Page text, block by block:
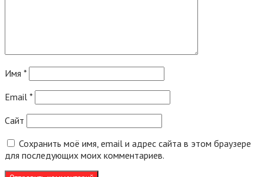
Имя *
Email *
Сайт
Сохранить моё имя, email и адрес сайта в этом браузере
для последующих моих комментариев.